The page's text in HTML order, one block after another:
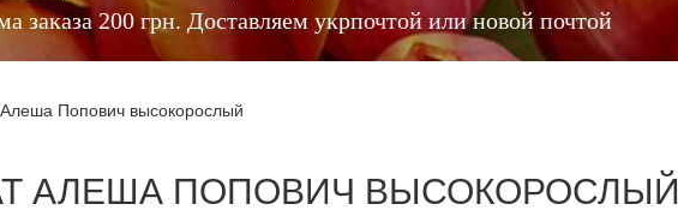
заказа 200 грн. Доставляем укрпочтой или новой почтой
Попович высокорослый
АЛЕША ПОПОВИЧ ВЫСОКОРОСЛЫЙ